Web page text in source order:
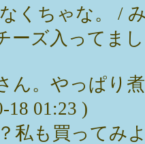
くちゃな。 /
ーズ入ってま
ん。やっぱり
18 01:23 )
私も買ってみ